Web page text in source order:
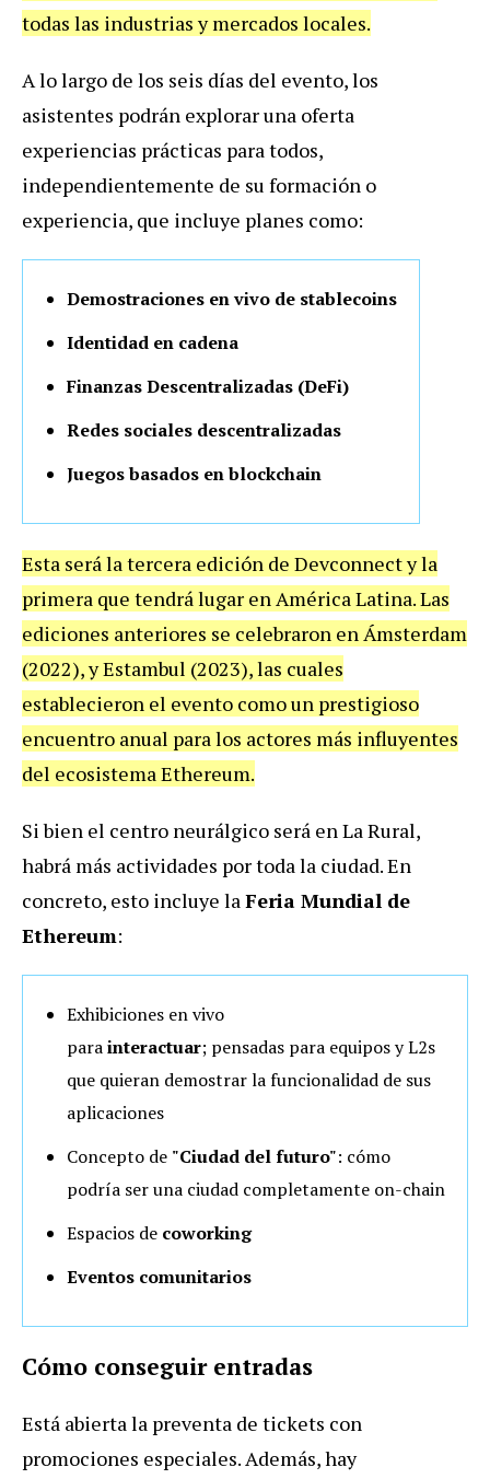
todas las industrias y mercados locales.
A lo largo de los seis días del evento, los
asistentes podrán explorar una oferta
experiencias prácticas para todos,
independientemente de su formación o
experiencia, que incluye planes como:
Demostraciones en vivo de stablecoins
Identidad en cadena
Finanzas Descentralizadas (DeFi)
Redes sociales descentralizadas
Juegos basados en blockchain
Esta será la tercera edición de Devconnect y la
primera que tendrá lugar en América Latina. Las
ediciones anteriores se celebraron en Ámsterdam
(2022), y Estambul (2023), las cuales
establecieron el evento como un prestigioso
encuentro anual para los actores más influyentes
del ecosistema Ethereum.
Si bien el centro neurálgico será en La Rural,
habrá más actividades por toda la ciudad. En
concreto, esto incluye laFeria Mundial de
Ethereum:
Exhibiciones en vivo
parainteractuar; pensadas para equipos y L2s
que quieran demostrar la funcionalidad de sus
aplicaciones
Concepto de "Ciudad del futuro": cómo
podría ser una ciudad completamente on-chain
Espacios de coworking
Eventos comunitarios
Cómo conseguir entradas
Está abierta la preventa de tickets con
promociones especiales. Además, hay